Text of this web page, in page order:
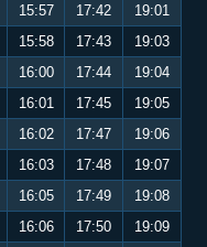
15:57 17:42
19:01
15:58 17:43
19:03
16:00 17:44
19:04
16:01 17:45
19:05
16:02 17:47
19:06
16:03 17:48
19:07
16:05 17:49
19:08
16:06 17:50
19:09